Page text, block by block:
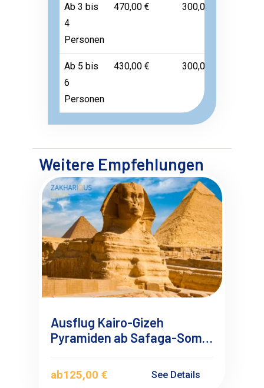
Ab 3 bis
4
Personen
470,00 € 300,00 €
Ab 5 bis
6
Personen
430,00 € 300,00 €
Weitere Empfehlungen
Ausflug Kairo-Gizeh
Pyramiden ab Safaga-Soma
ab125,00 € See Details